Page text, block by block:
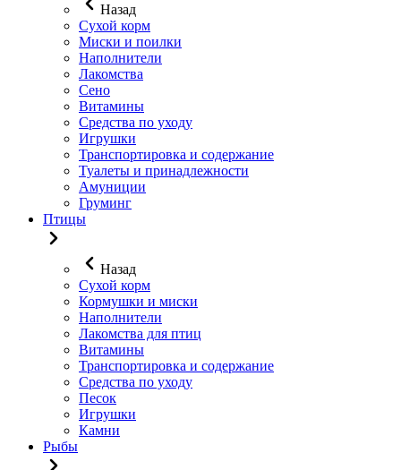
Назад
Сухой корм
Миски и поилки
Наполнители
Лакомства
Сено
Витамины
Средства по уходу
Игрушки
Транспортировка и содержание
Туалеты и принадлежности
Амуниции
Груминг
Птицы
Назад
Сухой корм
Кормушки и миски
Наполнители
Лакомства для птиц
Витамины
Транспортировка и содержание
Средства по уходу
Песок
Игрушки
Камни
Рыбы